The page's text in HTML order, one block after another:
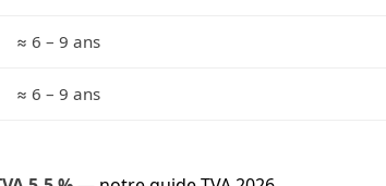
≈ 6 – 9 ans
≈ 6 – 9 ans